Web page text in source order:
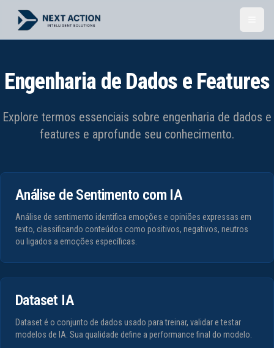
Engenharia de Dados e Features
Explore termos essenciais sobre engenharia de dados e
features e aprofunde seu conhecimento.
Análise de Sentimento com IA
Análise de sentimento identifica emoções e opiniões expressas em
texto, classificando conteúdos como positivos, negativos, neutros
ou ligados a emoções específicas.
Dataset IA
Dataset é o conjunto de dados usado para treinar, validar e testar
modelos de IA. Sua qualidade define a performance final do modelo.